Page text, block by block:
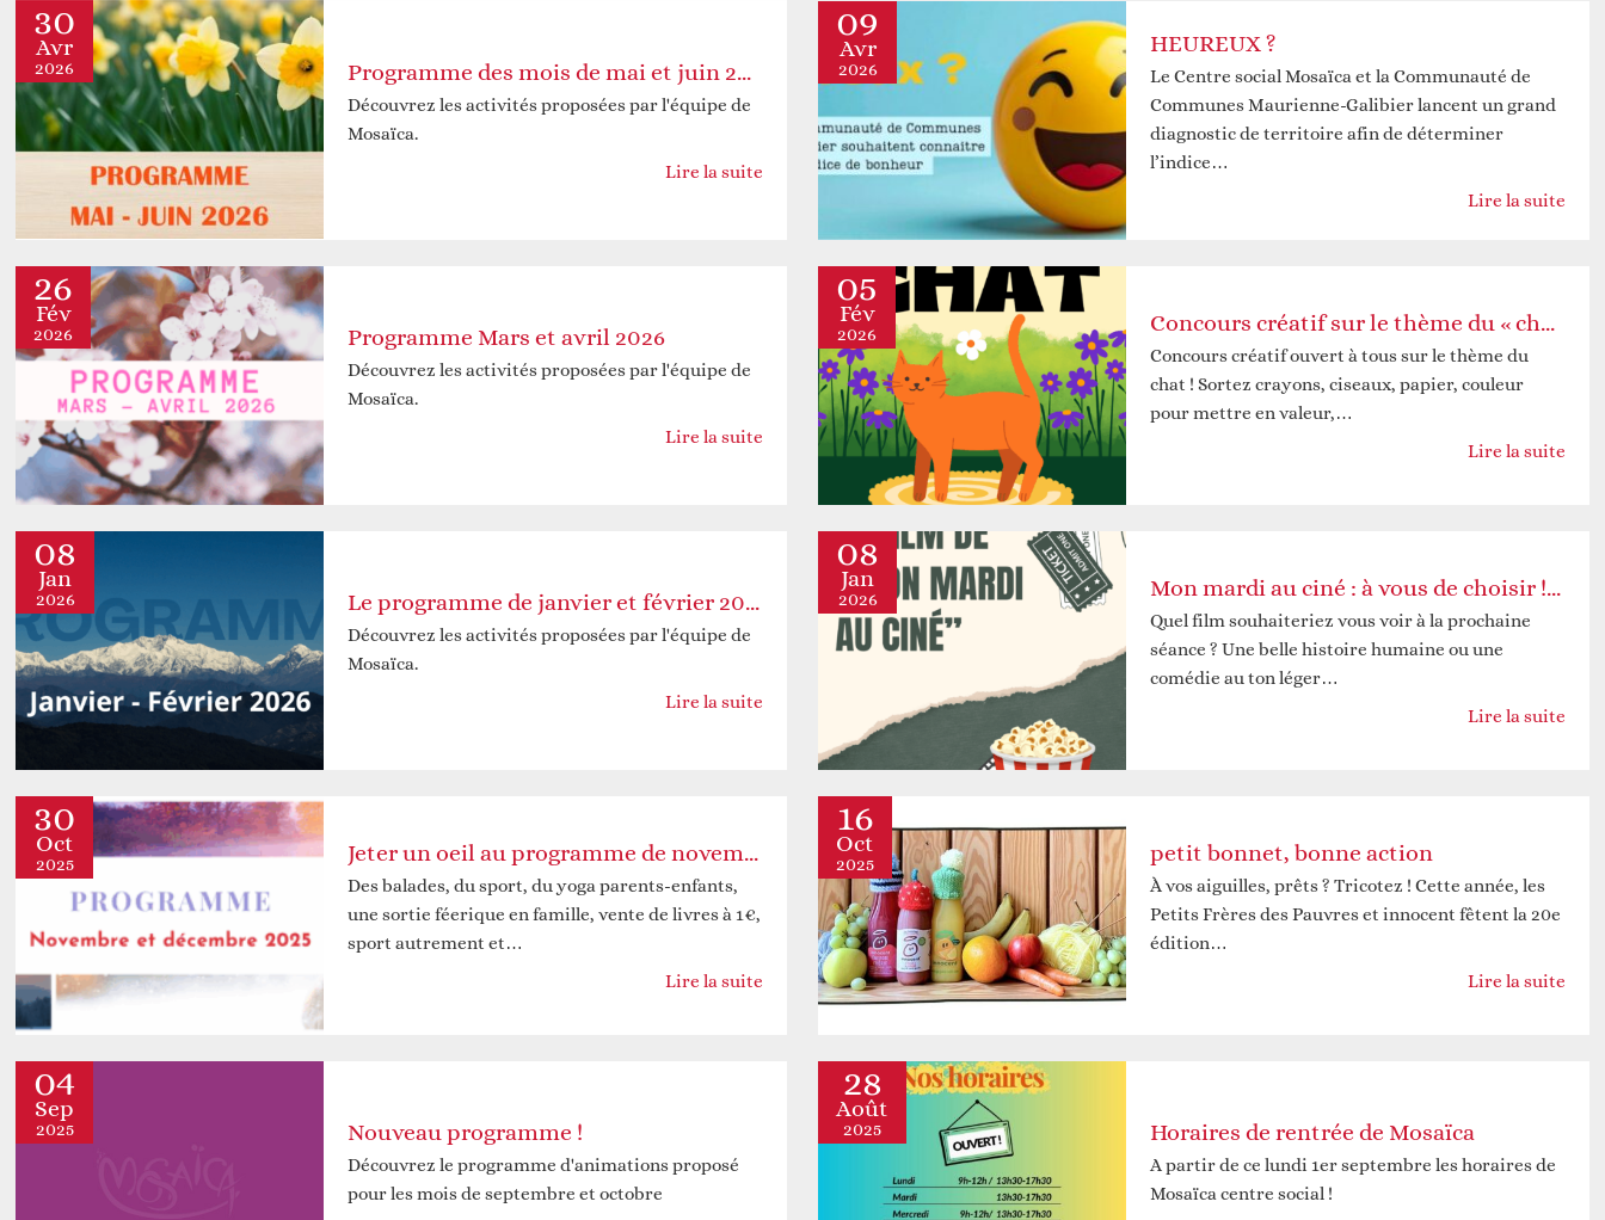
Devenir bénévole
Réfléchir et construire ensemble
Faire un don
Agenda du territoire
Nos actualités
Animations
30
Avr
2026 Programme des mois de mai et juin 2026
Découvrez les activités proposées par l'équipe de
Mosaïca.
Lire la suite
09
Avr
2026
HEUREUX ?
Le Centre social Mosaïca et la Communauté de
Communes Maurienne-Galibier lancent un grand
diagnostic de territoire afin de déterminer
l’indice…
Lire la suite
26
Fév
2026 Programme Mars et avril 2026
Découvrez les activités proposées par l'équipe de
Mosaïca.
Lire la suite
05
Fév
2026 Concours créatif sur le thème du « chat »
Concours créatif ouvert à tous sur le thème du
chat ! Sortez crayons, ciseaux, papier, couleur
pour mettre en valeur,…
Lire la suite
08
Jan
2026 Le programme de janvier et février 2026
Découvrez les activités proposées par l'équipe de
Mosaïca.
Lire la suite
08
Jan
2026 Mon mardi au ciné : à vous de choisir ! Séance du 3 février 2026
Quel film souhaiteriez vous voir à la prochaine
séance ? Une belle histoire humaine ou une
comédie au ton léger…
Lire la suite
30
Oct
2025 Jeter un oeil au programme de novembre et décembre 2025
Des balades, du sport, du yoga parents-enfants,
une sortie féerique en famille, vente de livres à 1€,
sport autrement et…
Lire la suite
16
Oct
2025 petit bonnet, bonne action
À vos aiguilles, prêts ? Tricotez ! Cette année, les
Petits Frères des Pauvres et innocent fêtent la 20e
édition…
Lire la suite
04
Sep
2025 Nouveau programme !
Découvrez le programme d'animations proposé
pour les mois de septembre et octobre
28
Août
2025 Horaires de rentrée de Mosaïca
A partir de ce lundi 1er septembre les horaires de
Mosaïca centre social !